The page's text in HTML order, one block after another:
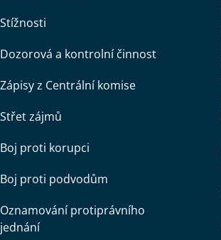
Stížnosti
Dozorová a kontrolní činnost
Zápisy z Centrální komise
Střet zájmů
Boj proti korupci
Boj proti podvodům
Oznamování protiprávního
jednání